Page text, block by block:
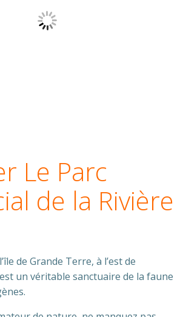
Le Parc
de la Rivière
de Grande Terre, à l’est de
un véritable sanctuaire de la faune